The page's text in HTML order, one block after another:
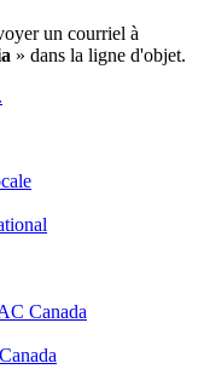
un courriel à
» dans la ligne d'objet.
Canada